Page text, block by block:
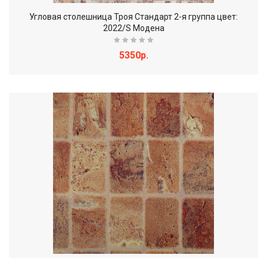
Угловая столешница Троя Стандарт 2-я группа цвет:
2022/S Модена
5350р.